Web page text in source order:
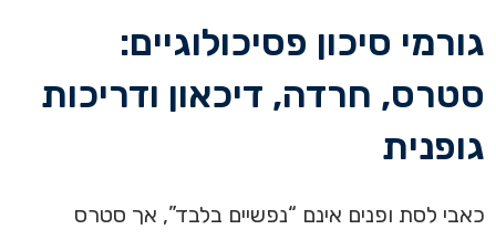
גורמי סיכון פסיכולוגיים:
סטרס, חרדה, דיכאון ודריכות
גופנית
כאבי לסת ופנים אינם “נפשיים בלבד”, אך סטרס